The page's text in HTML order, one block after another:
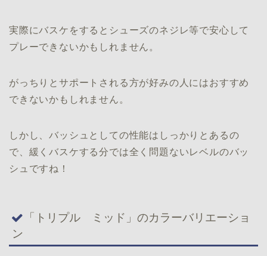
実際にバスケをするとシューズのネジレ等で安心して
プレーできないかもしれません。
がっちりとサポートされる方が好みの人にはおすすめ
できないかもしれません。
しかし、バッシュとしての性能はしっかりとあるの
で、緩くバスケする分では全く問題ないレベルのバッ
シュですね！
「トリプル ミッド」のカラーバリエーショ
ン